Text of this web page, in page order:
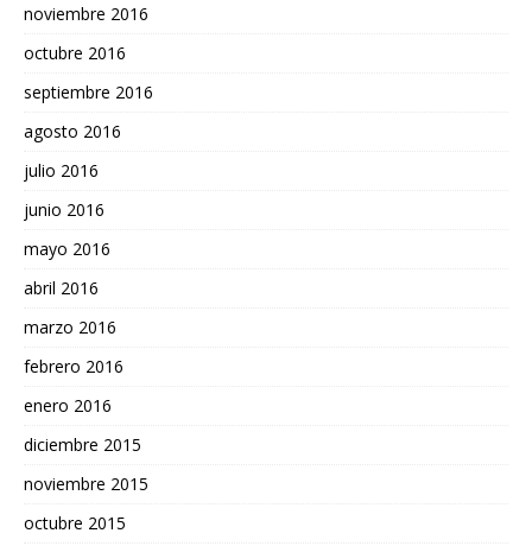
noviembre 2016
octubre 2016
septiembre 2016
agosto 2016
julio 2016
junio 2016
mayo 2016
abril 2016
marzo 2016
febrero 2016
enero 2016
diciembre 2015
noviembre 2015
octubre 2015